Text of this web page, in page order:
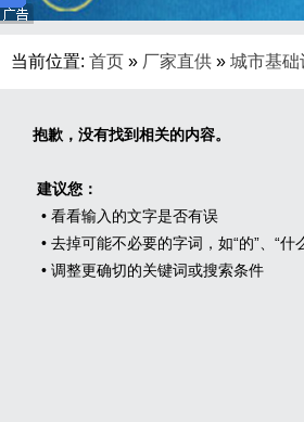
当前位置: 首页 » 厂家直供 » 城市基础
抱歉，没有找到相关的内容。
建议您：
• 看看输入的文字是否有误
• 去掉可能不必要的字词，如“的”、“什
• 调整更确切的关键词或搜索条件